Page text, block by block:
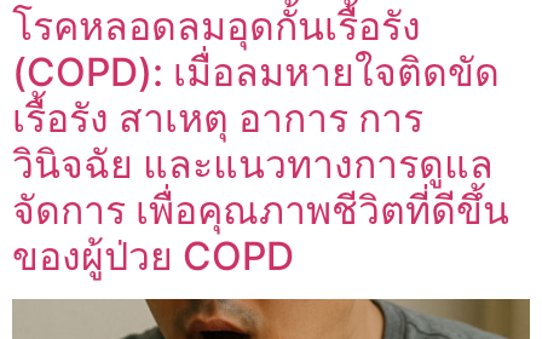
โรคหลอดลมอุดกั้นเรื้อรัง
(COPD): เมื่อลมหายใจติดขัด
เรื้อรัง สาเหตุ อาการ การ
วินิจฉัย และแนวทางการดูแล
จัดการ เพื่อคุณภาพชีวิตที่ดีขึ้น
ของผู้ป่วย COPD